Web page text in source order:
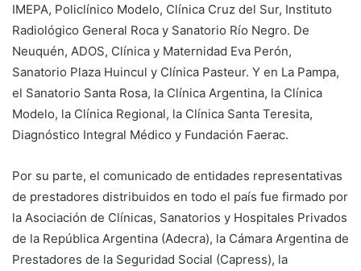
IMEPA, Policlínico Modelo, Clínica Cruz del Sur, Instituto
Radiológico General Roca y Sanatorio Río Negro. De
Neuquén, ADOS, Clínica y Maternidad Eva Perón,
Sanatorio Plaza Huincul y Clínica Pasteur. Y en La Pampa,
el Sanatorio Santa Rosa, la Clínica Argentina, la Clínica
Modelo, la Clínica Regional, la Clínica Santa Teresita,
Diagnóstico Integral Médico y Fundación Faerac.
Por su parte, el comunicado de entidades representativas
de prestadores distribuidos en todo el país fue firmado por
la Asociación de Clínicas, Sanatorios y Hospitales Privados
de la República Argentina (Adecra), la Cámara Argentina de
Prestadores de la Seguridad Social (Capress), la